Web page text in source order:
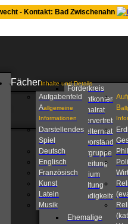
- Kontakt: Bad Zwischenahn
Förderkreis
Gesamtkonferenz
Personalrat
Schülervertretung
Schulelternrat
Schulvorstand
Steuergruppe
Schulleitung
Kollegium
Verwaltung
Zuständigkeiten
Ehemalige
FächerInhalte und Details
Aufgabenfeld
Aallgemeine
Informationen
Darstellendes
Spiel
Deutsch
Englisch
Französisch
Kunst
Latein
Musik
B